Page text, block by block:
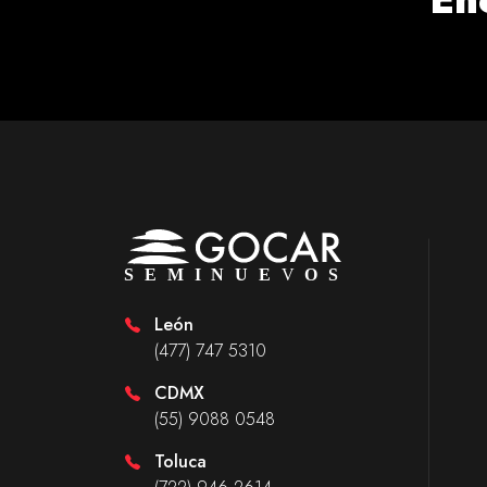
León
(477) 747 5310
CDMX
(55) 9088 0548
Toluca